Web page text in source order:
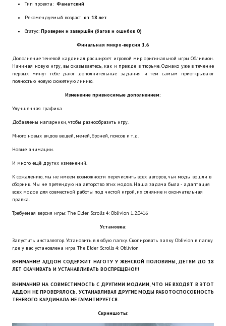
Теневой кардинал для Скайрима
Работы Alexandra10
Apella CBBE SSE BodySlide (with Physics)
Apella 2.0 CBBE SSE BodySlide (with Physics)
Kitana CBBE SSE BodySlide (with Physics)
Nekomimi
SB Corset Armor CBBE SSE BodySlide (with Physics)
Wedding Wear CBBE SSE BodySlide (with Physics)
Небесный воин
Немного героев меча и магии
Расширенная версия Х3
Тип проекта: Фанатский
Рекомендуемый возраст: от 18 лет
Статус: Проверен и завершён (багов и ошибок 0)
Финальная микро-версия 1.6
Дополнение теневой кардинал расширяет игровой мир оригинальной игры Обливион.
Начиная новую игру, вы оказываетесь, как и прежде в тюрьме. Однако уже в течение
первых минут тебе дают дополнительные задания и тем самым приоткрывают
полностью новую сюжетную линию.
Изменение привносимые дополнением:
Улучшенная графика
Добавлены напарники, чтобы разнообразить игру.
Много новых видов вещей, мечей, броней, поясов и т.д.
Новые анимации.
И много ещё других изменений.
К сожалению, мы не имеем возможности перечислить всех авторов, чьи моды вошли в
сборник. Мы не претендую на авторство этих модов. Наша задача была - адаптация
всех модов для совместной работы под чистой игрой, их слияние и окончательная
правка.
Требуемая версия игры: The Elder Scrolls 4: Oblivion 1.2.0416
Установка:
Запустить инсталлятор. Установить в любую папку. Скопировать папку Oblivion в папку
где у вас установлена игра The Elder Scrolls 4: Oblivion
ВНИМАНИЕ! АДДОН СОДЕРЖИТ НАГОТУ У ЖЕНСКОЙ ПОЛОВИНЫ, ДЕТЯМ ДО 18
ЛЕТ СКАЧИВАТЬ И УСТАНАВЛИВАТЬ ВОСПРЕЩЕНО!!!
ВНИМАНИЕ! НА СОВМЕСТИМОСТЬ С ДРУГИМИ МОДАМИ, ЧТО НЕ ВХОДЯТ В ЭТОТ
АДДОН НЕ ПРОВЕРЯЛОСЬ. УСТАНАВЛИВАЯ ДРУГИЕ МОДЫ РАБОТОСПОСОБНОСТЬ
ТЕНЕВОГО КАРДИНАЛА НЕ ГАРАНТИРУЕТСЯ.
Скриншоты: